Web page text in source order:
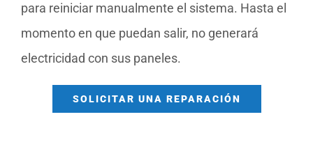
para reiniciar manualmente el sistema. Hasta el
momento en que puedan salir, no generará
electricidad con sus paneles.
SOLICITAR UNA REPARACIÓN